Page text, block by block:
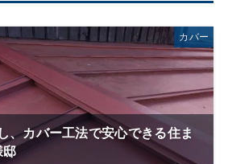
カバー
、カバー工法で安心できる住ま
邸